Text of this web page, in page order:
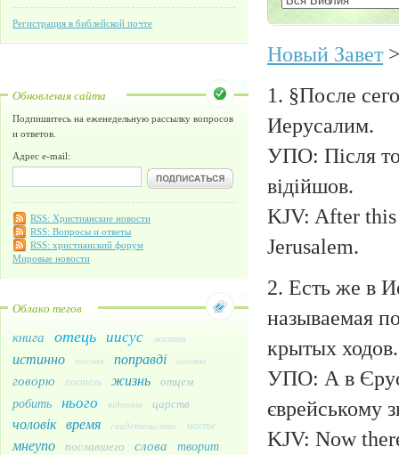
Регистрация в библейской почте
Обновления сайта
Подпишитесь на еженедельную рассылку вопросов
и ответов.
Адрес e-mail:
RSS: Христианские новости
RSS: Вопросы и ответы
RSS: христианский форум
Мировые новости
Облако тегов
книга отець иисус життя
истинно послав поправді иоанна
говорю постель жизнь отцем
робить нього відповів царств
чоловік время свидетельство маєте
мнеупо пославшего слова творит
Новый Завет
1. §После
Иерусалим.
УПО: Після
відійшов.
KJV: After this
Jerusalem.
2. Есть же в
называемая
крытых ходов.
УПО: А в
єврейському
KJV: Now